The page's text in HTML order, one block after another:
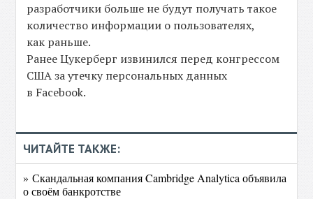
разработчики больше не будут получать такое
количество информации о пользователях,
как раньше.
Ранее Цукерберг извинился перед конгрессом
США за утечку персональных данных
в Facebook.
ЧИТАЙТЕ ТАКЖЕ:
» Скандальная компания Cambridge Analytica объявила
о своём банкротстве